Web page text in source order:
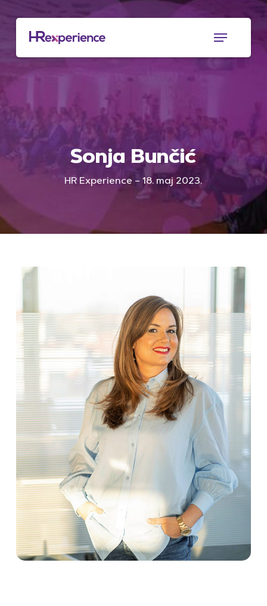
content
Menu
Sonja Bunčić
HR Experience – 18. maj 2023.